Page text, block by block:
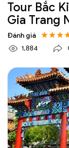
Tour Bắc
Gia Trang
Đánh giá
1,884